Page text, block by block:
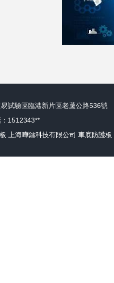
試驗區臨港新片區老蘆公路536號
：1512343**
上海嘩鐳科技有限公司 車底防護板